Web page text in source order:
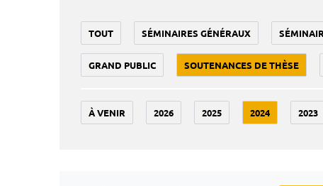
TOUT SÉMINAIRES GÉNÉRAUX
GRAND PUBLIC SOUTENANCES DE THÈSE
À VENIR 2026 2025 2024 2023